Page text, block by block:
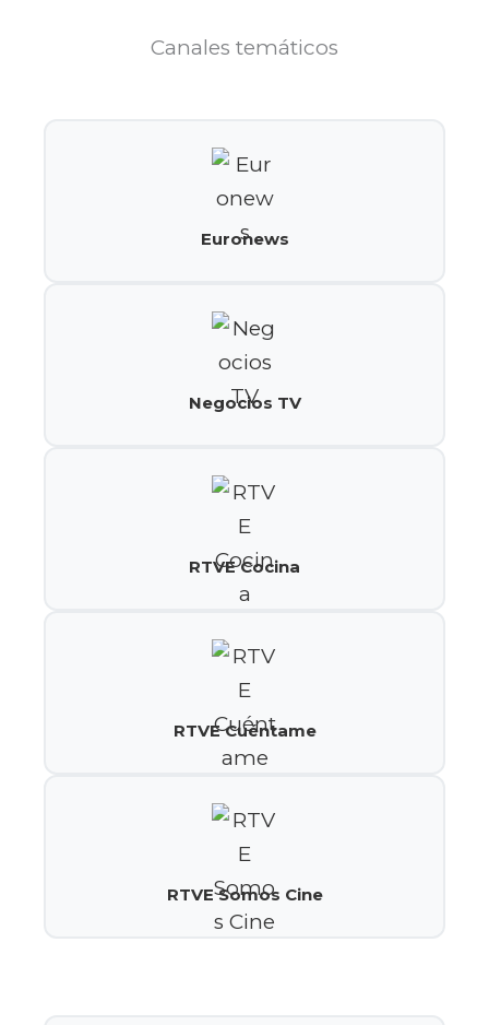
Canales temáticos
Euronews
Negocios TV
RTVE Cocina
RTVE Cuéntame
RTVE Somos Cine